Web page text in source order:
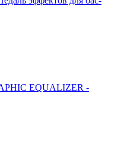
EQUALIZER -